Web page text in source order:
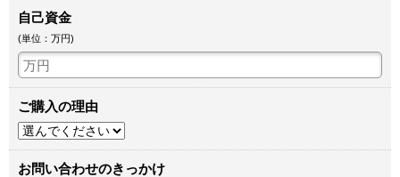
自己資金
(単位：万円)
ご購入の理由
お問い合わせのきっかけ